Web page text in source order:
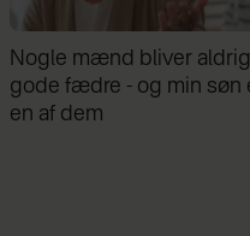
Samira Nawa: ”Det er
fantastisk at have min
familie, men jeg elsker ikke